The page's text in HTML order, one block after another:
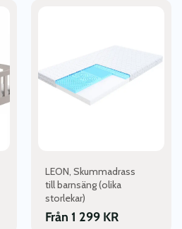
LEON, Skummadrass
till barnsäng (olika
storlekar)
Från 1 299 KR
varianter.
produktsidan